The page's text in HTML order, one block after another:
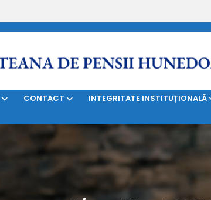
CONTACT INTEGRITATE INSTITUȚIONALĂ